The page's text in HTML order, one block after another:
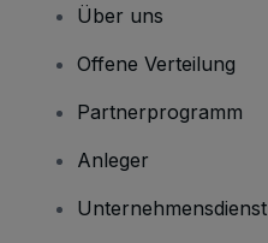
Über uns
Offene Verteilung
Partnerprogramm
Anleger
Unternehmensdienst